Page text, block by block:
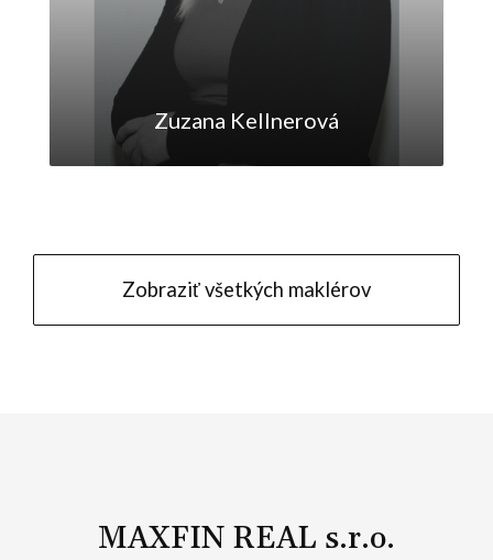
Zuzana Kellnerová
Zobraziť všetkých maklérov
MAXFIN REAL s.r.o.